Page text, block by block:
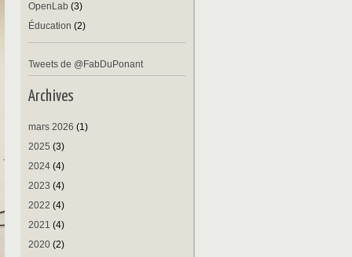
OpenLab (3)
Éducation (2)
Tweets de @FabDuPonant
Archives
mars 2026 (1)
2025 (3)
2024 (4)
2023 (4)
2022 (4)
2021 (4)
2020 (2)